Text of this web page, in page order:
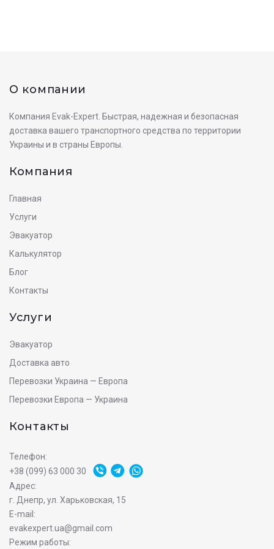
О компании
Компания Evak-Expert. Быстрая, надежная и безопасная
доставка вашего транспортного средства по территории
Украины и в страны Европы.
Компания
Главная
Услуги
Эвакуатор
Калькулятор
Блог
Контакты
Услуги
Эвакуатор
Доставка авто
Перевозки Украина — Европа
Перевозки Европа — Украина
Контакты
Телефон:
+38 (099) 63 000 30
Адрес:
г. Днепр, ул. Харьковская, 15
E-mail:
evakexpert.ua@gmail.com
Режим работы: